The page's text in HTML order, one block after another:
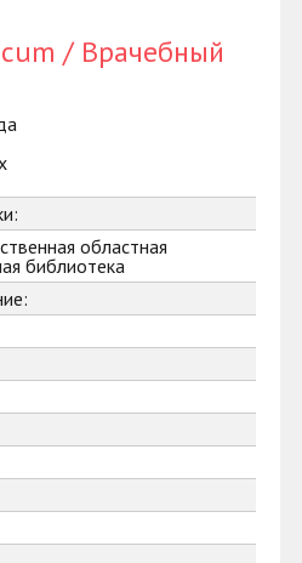
/ Врачебный
областная
библиотека